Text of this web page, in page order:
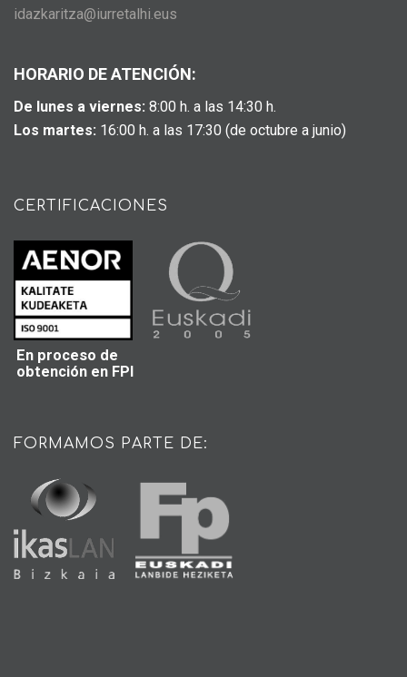
idazkaritza@iurretalhi.eus
HORARIO DE ATENCIÓN:
De lunes a viernes: 8:00 h. a las 14:30 h.
Los martes: 16:00 h. a las 17:30 (de octubre a junio)
CERTIFICACIONES
En proceso de
obtención en FPI
FORMAMOS PARTE DE: